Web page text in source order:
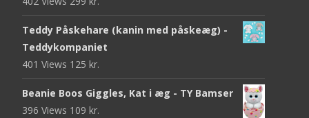
Teddy Påskehare (kanin med påskeæg) -
Teddykompaniet
401 Views 125 kr.
Beanie Boos Giggles, Kat i æg - TY Bamser
396 Views 109 kr.